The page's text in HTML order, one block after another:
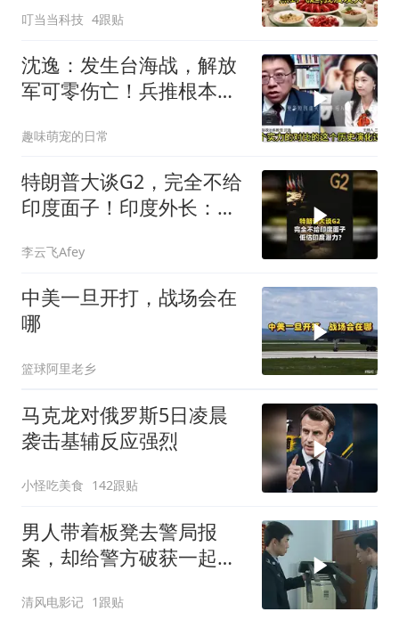
叮当当科技 4跟贴
沈逸：发生台海战，解放
军可零伤亡！兵推根本没
趣味萌宠的日常
特朗普大谈G2，完全不给
印度面子！印度外长：低
李云飞Afey
中美一旦开打，战场会在
哪
篮球阿里老乡
马克龙对俄罗斯5日凌晨
袭击基辅反应强烈
小怪吃美食 142跟贴
男人带着板凳去警局报
案，却给警方破获一起强
清风电影记 1跟贴